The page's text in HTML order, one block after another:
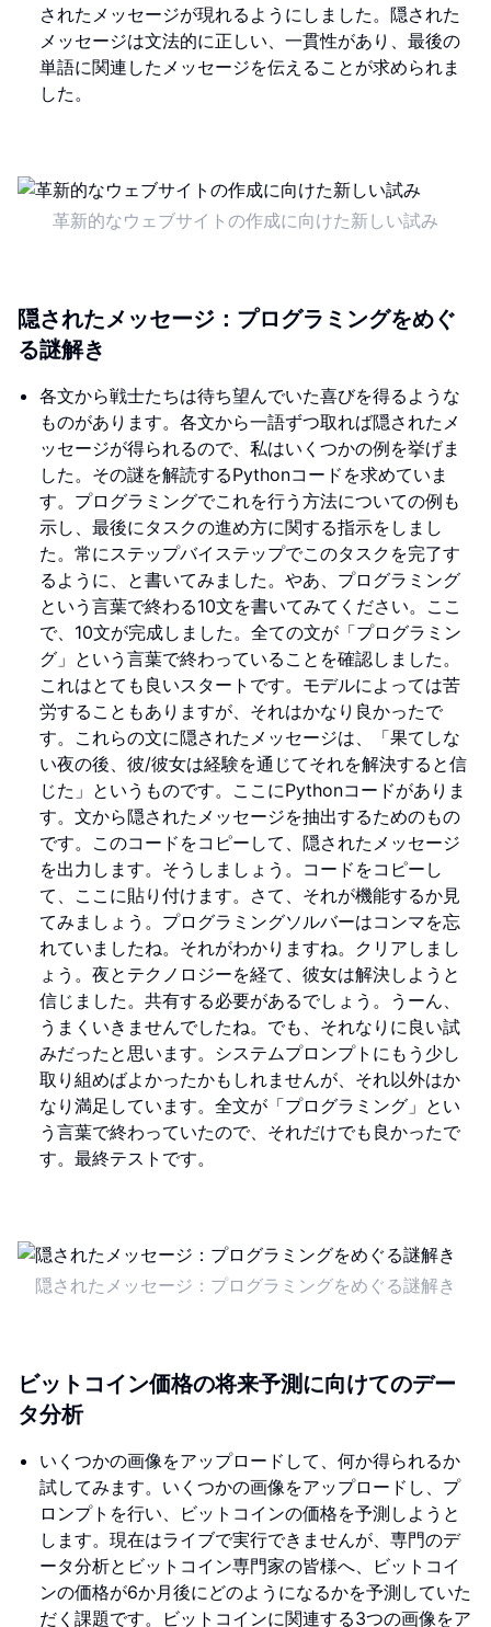
されたメッセージが現れるようにしました。隠された
メッセージは文法的に正しい、一貫性があり、最後の
単語に関連したメッセージを伝えることが求められま
した。
革新的なウェブサイトの作成に向けた新しい試み
隠されたメッセージ：プログラミングをめぐ
る謎解き
各文から戦士たちは待ち望んでいた喜びを得るような
ものがあります。各文から一語ずつ取れば隠されたメ
ッセージが得られるので、私はいくつかの例を挙げま
した。その謎を解読するPythonコードを求めていま
す。プログラミングでこれを行う方法についての例も
示し、最後にタスクの進め方に関する指示をしまし
た。常にステップバイステップでこのタスクを完了す
るように、と書いてみました。やあ、プログラミング
という言葉で終わる10文を書いてみてください。ここ
で、10文が完成しました。全ての文が「プログラミン
グ」という言葉で終わっていることを確認しました。
これはとても良いスタートです。モデルによっては苦
労することもありますが、それはかなり良かったで
す。これらの文に隠されたメッセージは、「果てしな
い夜の後、彼/彼女は経験を通じてそれを解決すると信
じた」というものです。ここにPythonコードがありま
す。文から隠されたメッセージを抽出するためのもの
です。このコードをコピーして、隠されたメッセージ
を出力します。そうしましょう。コードをコピーし
て、ここに貼り付けます。さて、それが機能するか見
てみましょう。プログラミングソルバーはコンマを忘
れていましたね。それがわかりますね。クリアしまし
ょう。夜とテクノロジーを経て、彼女は解決しようと
信じました。共有する必要があるでしょう。うーん、
うまくいきませんでしたね。でも、それなりに良い試
みだったと思います。システムプロンプトにもう少し
取り組めばよかったかもしれませんが、それ以外はか
なり満足しています。全文が「プログラミング」とい
う言葉で終わっていたので、それだけでも良かったで
す。最終テストです。
隠されたメッセージ：プログラミングをめぐる謎解き
ビットコイン価格の将来予測に向けてのデー
タ分析
いくつかの画像をアップロードして、何か得られるか
試してみます。いくつかの画像をアップロードし、プ
ロンプトを行い、ビットコインの価格を予測しようと
します。現在はライブで実行できませんが、専門のデ
ータ分析とビットコイン専門家の皆様へ、ビットコイ
ンの価格が6か月後にどのようになるかを予測していた
だく課題です。ビットコインに関連する3つの画像をア